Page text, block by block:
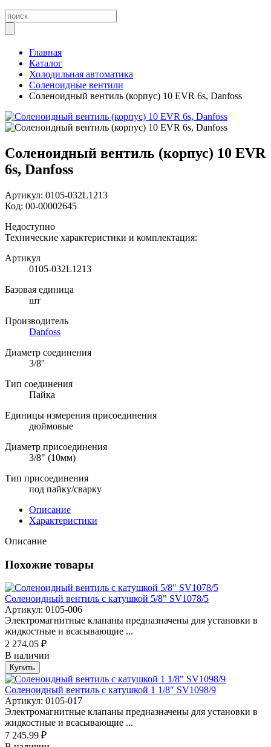
Главная
Каталог
Холодильная автоматика
Соленоидные вентили
Соленоидный вентиль (корпус) 10 EVR 6s, Danfoss
Соленоидный вентиль (корпус) 10 EVR
6s, Danfoss
Артикул: 0105-032L1213
Код: 00-00002645
Недоступно
Технические характеристики и комплектация:
Артикул
0105-032L1213
Базовая единица
шт
Производитель
Danfoss
Диаметр соединения
3/8''
Тип соединения
Пайка
Единицы измерения присоединения
дюймовые
Диаметр присоединения
3/8" (10мм)
Тип присоединения
под пайку/сварку
Описание
Характеристики
Описание
Похожие товары
Соленоидный вентиль с катушкой 5/8" SV1078/5
Артикул: 0105-006
Электромагнитные клапаны предназначены для установки в
жидкостные и всасывающие ...
2 274.05 ₽
В наличии
Купить
Соленоидный вентиль с катушкой 1 1/8" SV1098/9
Артикул: 0105-017
Электромагнитные клапаны предназначены для установки в
жидкостные и всасывающие ...
7 245.99 ₽